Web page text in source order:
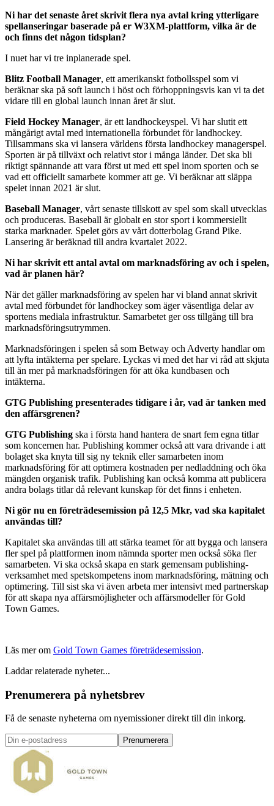
Ni har det senaste året skrivit flera nya avtal kring ytterligare
spellanseringar baserade på er W3XM-plattform, vilka är de
och finns det någon tidsplan?
I nuet har vi tre inplanerade spel.
Blitz Football Manager, ett amerikanskt fotbollsspel som vi
beräknar ska på soft launch i höst och förhoppningsvis kan vi ta det
vidare till en global launch innan året är slut.
Field Hockey Manager, är ett landhockeyspel. Vi har slutit ett
mångårigt avtal med internationella förbundet för landhockey.
Tillsammans ska vi lansera världens första landhockey managerspel.
Sporten är på tillväxt och relativt stor i många länder. Det ska bli
riktigt spännande att vara först ut med ett spel inom sporten och se
vad ett officiellt samarbete kommer att ge. Vi beräknar att släppa
spelet innan 2021 är slut.
Baseball Manager, vårt senaste tillskott av spel som skall utvecklas
och produceras. Baseball är globalt en stor sport i kommersiellt
starka marknader. Spelet görs av vårt dotterbolag Grand Pike.
Lansering är beräknad till andra kvartalet 2022.
Ni har skrivit ett antal avtal om marknadsföring av och i spelen,
vad är planen här?
När det gäller marknadsföring av spelen har vi bland annat skrivit
avtal med förbundet för landhockey som äger väsentliga delar av
sportens mediala infrastruktur. Samarbetet ger oss tillgång till bra
marknadsföringsutrymmen.
Marknadsföringen i spelen så som Betway och Adverty handlar om
att lyfta intäkterna per spelare. Lyckas vi med det har vi råd att skjuta
till än mer på marknadsföringen för att öka kundbasen och
intäkterna.
GTG Publishing presenterades tidigare i år, vad är tanken med
den affärsgrenen?
GTG Publishing ska i första hand hantera de snart fem egna titlar
som koncernen har. Publishing kommer också att vara drivande i att
bolaget ska knyta till sig ny teknik eller samarbeten inom
marknadsföring för att optimera kostnaden per nedladdning och öka
mängden organisk trafik. Publishing kan också komma att publicera
andra bolags titlar då relevant kunskap för det finns i enheten.
Ni gör nu en företrädesemission på 12,5 Mkr, vad ska kapitalet
användas till?
Kapitalet ska användas till att stärka teamet för att bygga och lansera
fler spel på plattformen inom nämnda sporter men också söka fler
samarbeten. Vi ska också skapa en stark gemensam publishing-
verksamhet med spetskompetens inom marknadsföring, mätning och
optimering. Till sist ska vi även arbeta mer intensivt med partnerskap
för att skapa nya affärsmöjligheter och affärsmodeller för Gold
Town Games.
Läs mer om Gold Town Games företrädesemission.
Laddar relaterade nyheter...
Prenumerera på nyhetsbrev
Få de senaste nyheterna om nyemissioner direkt till din inkorg.
Prenumerera